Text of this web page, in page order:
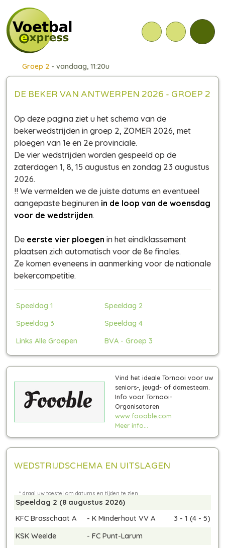
Groep 2- vandaag, 11:20u
DE BEKER VAN ANTWERPEN 2026 - GROEP 2
Op deze pagina ziet u het schema van de
bekerwedstrijden in groep 2, ZOMER 2026, met
ploegen van 1e en 2e provinciale.
De vier wedstrijden worden gespeeld op de
zaterdagen 1, 8, 15 augustus en zondag 23 augustus
2026.
!! We vermelden we de juiste datums en eventueel
aangepaste beginuren in de loop van de woensdag
voor de wedstrijden.
De eerste vier ploegen in het eindklassement
plaatsen zich automatisch voor de 8e finales.
Ze komen eveneens in aanmerking voor de nationale
bekercompetitie.
Speeldag 1
Speeldag 2
Speeldag 3
Speeldag 4
Links Alle Groepen
BVA - Groep 3
Vind het ideale Tornooi voor uw
seniors-, jeugd- of damesteam.
Info voor Tornooi-
Organisatoren
www.foooble.com
Meer info...
WEDSTRIJDSCHEMA EN UITSLAGEN
Speeldag 2 (8 augustus 2026)
KFC Brasschaat A
- K Minderhout VV A
3 - 1 (4 - 5)
KSK Weelde
- FC Punt-Larum